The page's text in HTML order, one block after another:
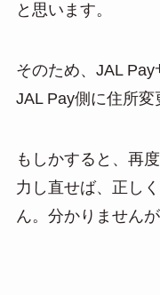
と思います。
そのため、JAL
JAL Pay側に住所変
もしかすると、再
力し直せば、正し
ん。分かりませんが